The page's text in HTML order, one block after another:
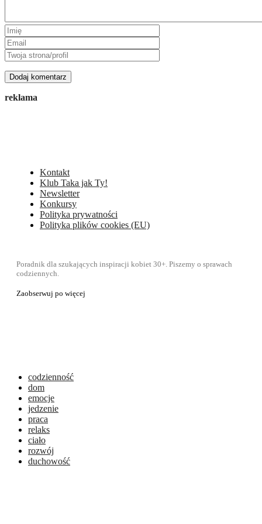
reklama
Kontakt
Klub Taka jak Ty!
Newsletter
Konkursy
Polityka prywatności
Polityka plików cookies (EU)
Poradnik dla szukających inspiracji kobiet 30+. Piszemy o sprawach
codziennych.
Zaobserwuj po więcej
codzienność
dom
emocje
jedzenie
praca
relaks
ciało
rozwój
duchowość